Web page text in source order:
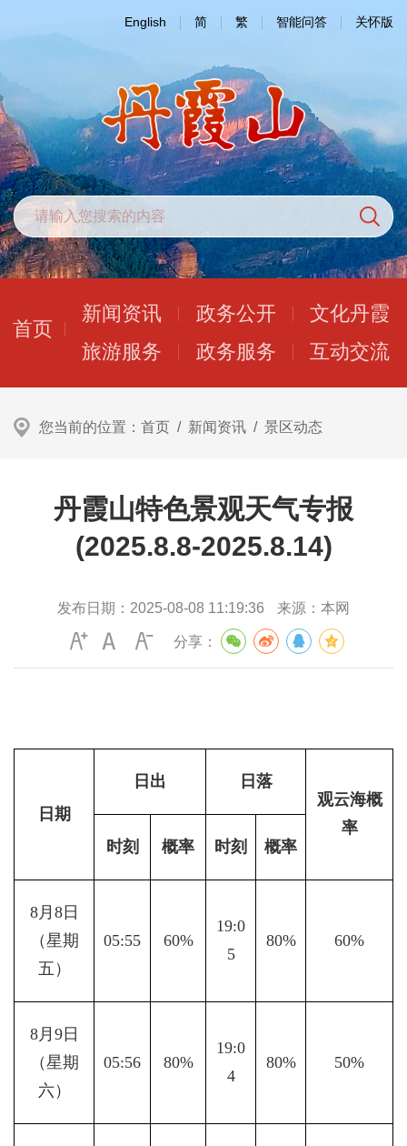
English 简 繁 智能问答 关怀版
首页
新闻资讯 政务公开
文化丹霞
旅游服务
政务服务 互动交流
您当前的位置： 首页 / 新闻资讯 / 景区动态
丹霞山特色景观天气专报
(2025.8.8-2025.8.14)
发布日期： 2025-08-08 11:19:36 来源： 本网
分享：
日期
日出
日落
观云海概
率
时刻
概率 时刻 概率
8月8日
（星期
五）
05:55 60%
19:0
5
80% 60%
8月9日
（星期
六）
05:56 80%
19:0
4
80% 50%